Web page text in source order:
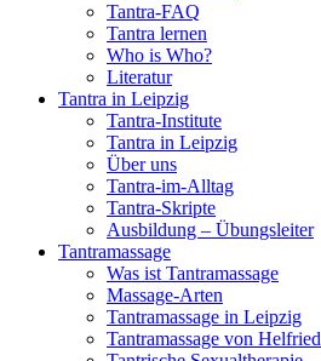
Tantra-FAQ
Tantra lernen
Who is Who?
Literatur
Tantra in Leipzig
Tantra-Institute
Tantra in Leipzig
Über uns
Tantra-im-Alltag
Tantra-Skripte
Ausbildung – Übungsleiter
Tantramassage
Was ist Tantramassage
Massage-Arten
Tantramassage in Leipzig
Tantramassage von Helfried